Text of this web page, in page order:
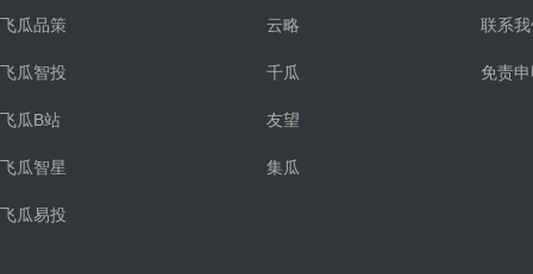
飞瓜品策
飞瓜智投
飞瓜B站
飞瓜智星
飞瓜易投
云略
千瓜
友望
集瓜
联系
免责